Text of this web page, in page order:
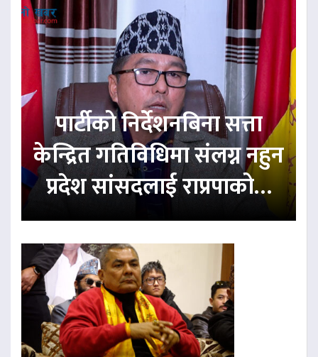
पार्टीको निर्देशनबिना सत्ता
केन्द्रित गतिविधिमा संलग्न नहुन
प्रदेश सांसदलाई राप्रपाको…